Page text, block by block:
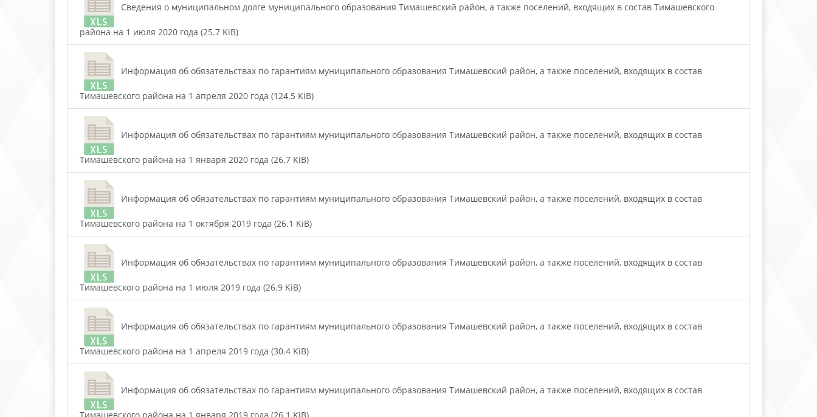
Сведения о муниципальном долге муниципального образования Тимашевский район, а также поселений, входящих в состав Тимашевского
района на 1 июля 2020 года (25.7 KiB)
Информация об обязательствах по гарантиям муниципального образования Тимашевский район, а также поселений, входящих в состав
Тимашевского района на 1 апреля 2020 года (124.5 KiB)
Информация об обязательствах по гарантиям муниципального образования Тимашевский район, а также поселений, входящих в состав
Тимашевского района на 1 января 2020 года (26.7 KiB)
Информация об обязательствах по гарантиям муниципального образования Тимашевский район, а также поселений, входящих в состав
Тимашевского района на 1 октября 2019 года (26.1 KiB)
Информация об обязательствах по гарантиям муниципального образования Тимашевский район, а также поселений, входящих в состав
Тимашевского района на 1 июля 2019 года (26.9 KiB)
Информация об обязательствах по гарантиям муниципального образования Тимашевский район, а также поселений, входящих в состав
Тимашевского района на 1 апреля 2019 года (30.4 KiB)
Информация об обязательствах по гарантиям муниципального образования Тимашевский район, а также поселений, входящих в состав